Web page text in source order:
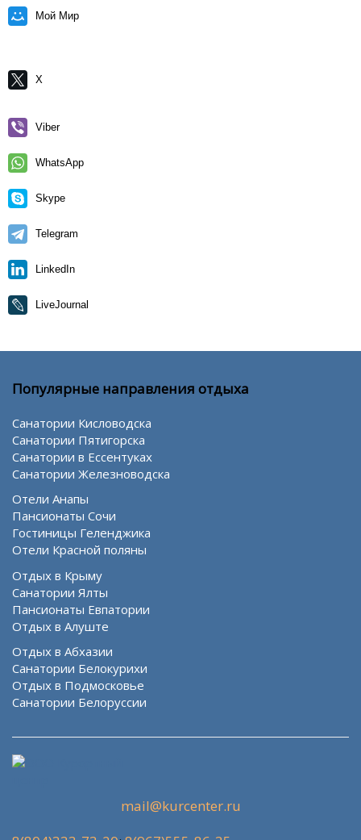
Мой Мир
X
Viber
WhatsApp
Skype
Telegram
LinkedIn
LiveJournal
Популярные направления отдыха
Санатории Кисловодска
Санатории Пятигорска
Санатории в Ессентуках
Санатории Железноводска
Отели Анапы
Пансионаты Сочи
Гостиницы Геленджика
Отели Красной поляны
Отдых в Крыму
Санатории Ялты
Пансионаты Евпатории
Отдых в Алуште
Отдых в Абхазии
Санатории Белокурихи
Отдых в Подмосковье
Санатории Белоруссии
mail@kurcenter.ru